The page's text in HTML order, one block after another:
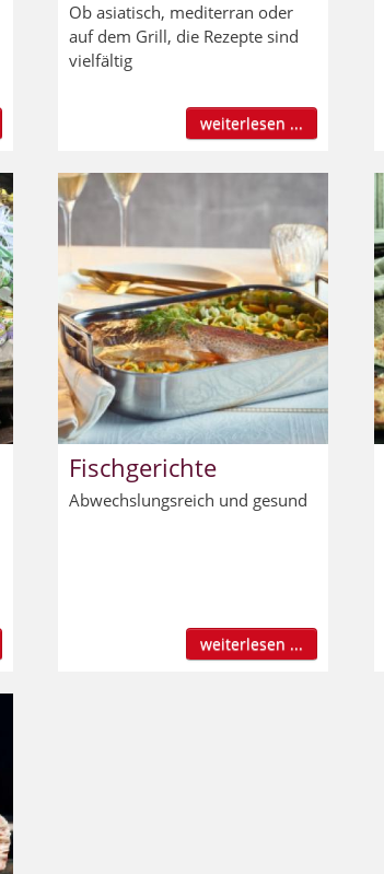
Ob asiatisch, mediterran oder
auf dem Grill, die Rezepte sind
vielfältig
weiterlesen ...
Fischgerichte
Abwechslungsreich und gesund
weiterlesen ...